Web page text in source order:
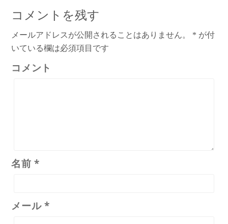
コメントを残す
メールアドレスが公開されることはありません。 * が付
いている欄は必須項目です
コメント
名前*
メール*